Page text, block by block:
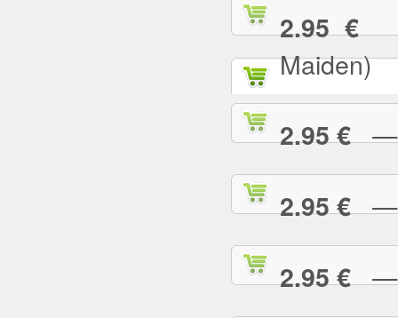
2.95 €—
Maiden)
2.95 €—
2.95 €—
2.95 €—